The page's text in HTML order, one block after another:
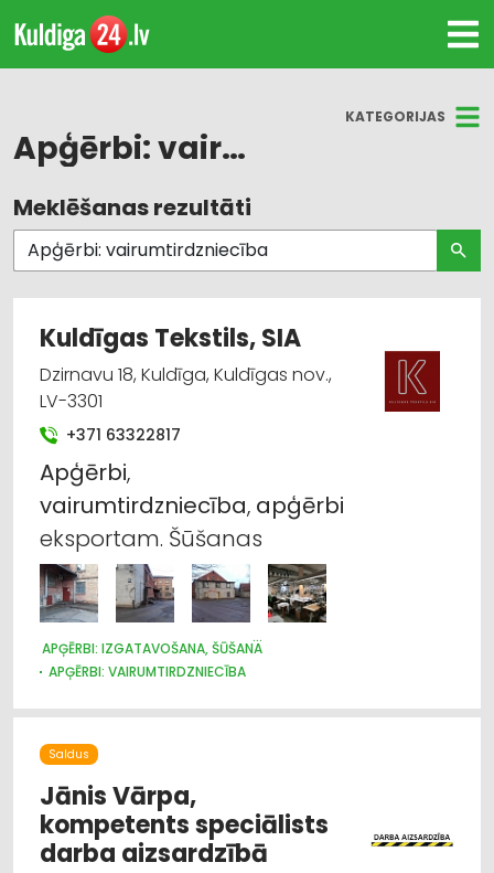
KATEGORIJAS
Apģērbi: vairumtirdzniecība
Visas nozares
Darba aizsardzības līdzekļi, formastērpi, darba
Darba aizsardzības līdzekļi, darba apģērbi;
vairumtirdzniecība
Apavi: tirdzniecība
Apģērbi: rūpnieciskā ražošana, šūšana
Apģērbi: vairumtirdzniecība
Darba aizsardzības konsultācijas, darba drošība
Darba aizsardzības līdzekļi, formastērpi, darba
apģērbi; ražošana
Higiēnas preces
Instrumentu un darbarīku tirdzniecība
Meklēšanas rezultāti
Kuldīgas Tekstils, SIA
Dzirnavu 18, Kuldīga, Kuldīgas nov.,
LV-3301
+371 63322817
Apģērbi,
vairumtirdzniecība, apģērbi
eksportam. Šūšanas
APĢĒRBI: IZGATAVOŠANA, ŠŪŠANA
APĢĒRBI: VAIRUMTIRDZNIECĪBA
Saldus
Jānis Vārpa,
kompetents speciālists
darba aizsardzībā